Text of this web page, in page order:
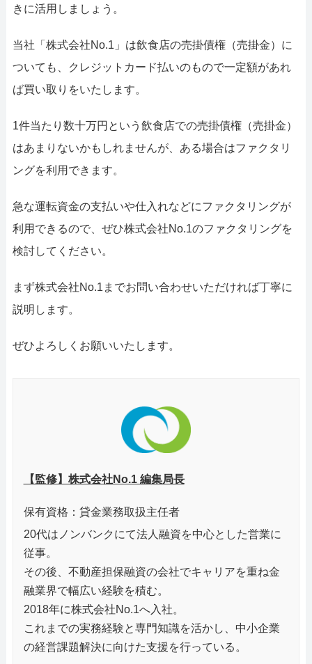
きに活用しましょう。
当社「株式会社No.1」は飲食店の売掛債権（売掛金）に
ついても、クレジットカード払いのもので一定額があれ
ば買い取りをいたします。
1件当たり数十万円という飲食店での売掛債権（売掛金）
はあまりないかもしれませんが、ある場合はファクタリ
ングを利用できます。
急な運転資金の支払いや仕入れなどにファクタリングが
利用できるので、ぜひ株式会社No.1のファクタリングを
検討してください。
まず株式会社No.1までお問い合わせいただければ丁寧に
説明します。
ぜひよろしくお願いいたします。
【監修】株式会社No.1 編集局長
保有資格：貸金業務取扱主任者
20代はノンバンクにて法人融資を中心とした営業に
従事。
その後、不動産担保融資の会社でキャリアを重ね金
融業界で幅広い経験を積む。
2018年に株式会社No.1へ入社。
これまでの実務経験と専門知識を活かし、中小企業
の経営課題解決に向けた支援を行っている。